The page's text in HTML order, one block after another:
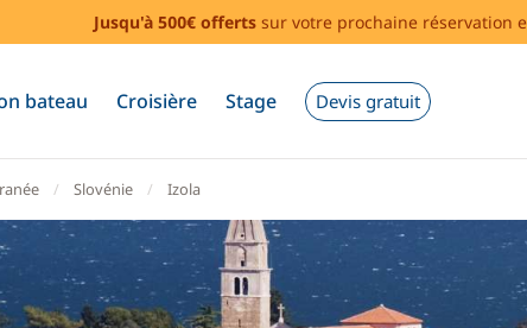
Jusqu'à 500€ offerts sur votre prochaine réservation
bateau Croisière Stage Devis gratuit
Slovénie Izola